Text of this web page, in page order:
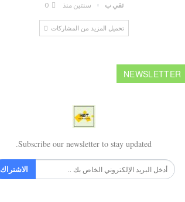
تقي ب سنتين منذ 0
تحميل المزيد من المشاركات
NEWSLETTER
Subscribe our newsletter to stay updated.
الاشتراك